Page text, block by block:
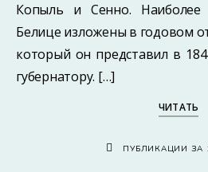
Копыль и Сенно. Наиболее
Белице изложены в годовом
который он представил в
губернатору. […]
ЧИТАТЬ
ПУБЛИКАЦИИ ЗА